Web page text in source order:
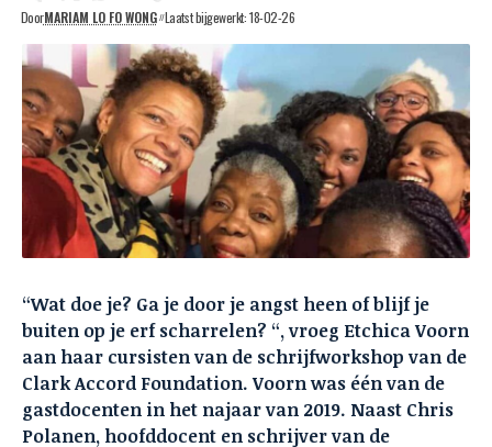
DoorMARIAM LO FO WONG Laatst bijgewerkt: 18-02-26
“Wat doe je? Ga je door je angst heen of blijf je
buiten op je erf scharrelen? “, vroeg Etchica Voorn
aan haar cursisten van de schrijfworkshop van de
Clark Accord Foundation. Voorn was één van de
gastdocenten in het najaar van 2019. Naast Chris
Polanen, hoofddocent en schrijver van de